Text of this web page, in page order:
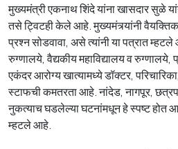
मुख्यमंत्री एकनाथ शिंदे यांना खासदार सुळे
तसे ट्विटही केले आहे. मुख्यमंत्र्यांनी वैयक्तिक
प्रश्न सोडवावा, असे त्यांनी या पत्रात
रुग्णालये, वैद्यकीय महाविद्यालय व
एकंदर आरोग्य खात्यामध्ये डॉक्टर,
स्टाफची कमतरता आहे. नांदेड, नागपूर,
नुकत्याच घडलेल्या घटनांमधून हे स्पष्ट होत
म्हटले आहे.